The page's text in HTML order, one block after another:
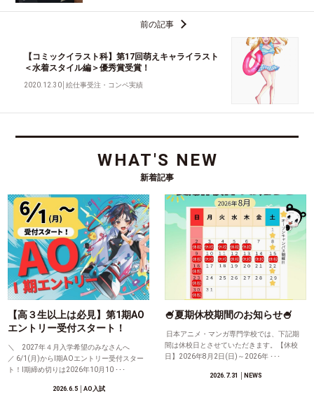
前の記事
【コミックイラスト科】第17回萌えキャライラスト
＜水着スタイル編＞優秀賞受賞！
2020.12.30 │絵仕事受注・コンペ実績
WHAT'S NEW
新着記事
【高３生以上は必見】第1期AO
エントリー受付スタート！
＼ 2027年４月入学希望のみなさんへ
／ 6/1(月)からⅠ期AOエントリー受付スター
ト！Ⅰ期締め切りは2026年10月10 ･･･
2026.6.5│AO入試
🍧夏期休校期間のお知らせ🍧
日本アニメ・マンガ専門学校では、下記期
間は休校日とさせていただきます。【休校
日】2026年8月2日(日)～2026年 ･･･
2026.7.31 │NEWS